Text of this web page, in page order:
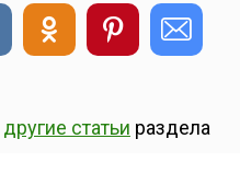
другие статьи раздела